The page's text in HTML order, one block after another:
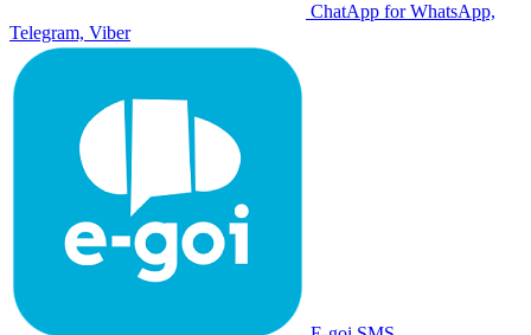
ChatApp for WhatsApp,
Telegram, Viber